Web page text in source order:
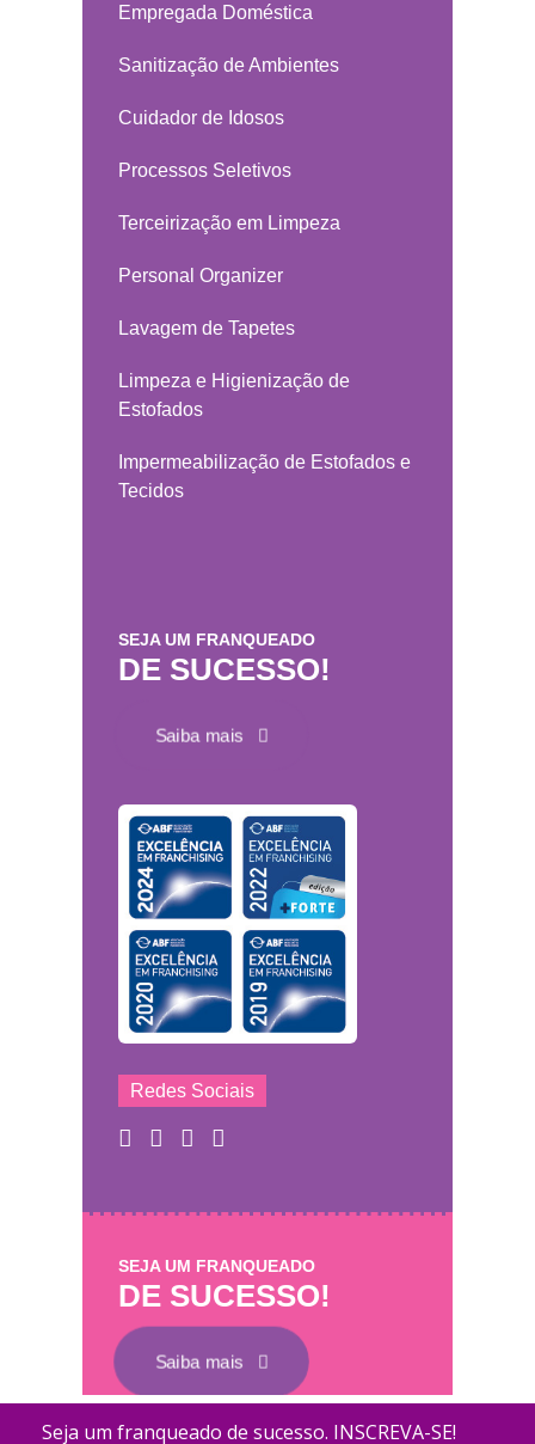
Empregada Doméstica
Sanitização de Ambientes
Cuidador de Idosos
Processos Seletivos
Terceirização em Limpeza
Personal Organizer
Lavagem de Tapetes
Limpeza e Higienização de
Estofados
Impermeabilização de Estofados e
Tecidos
SEJA UM FRANQUEADO
DE SUCESSO!
Saiba mais
Redes Sociais
SEJA UM FRANQUEADO
DE SUCESSO!
Saiba mais
Mary Help - © 2011 - 2026 - Todos os direitos